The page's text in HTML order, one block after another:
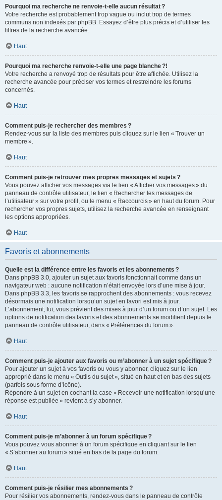
Pourquoi ma recherche ne renvoie-t-elle aucun résultat ?
Votre recherche est probablement trop vague ou inclut trop de termes
communs non indexés par phpBB. Essayez d’être plus précis et d’utiliser les
filtres de la recherche avancée.
Haut
Pourquoi ma recherche renvoie-t-elle une page blanche ?!
Votre recherche a renvoyé trop de résultats pour être affichée. Utilisez la
recherche avancée pour préciser vos termes et restreindre les forums
concernés.
Haut
Comment puis-je rechercher des membres ?
Rendez-vous sur la liste des membres puis cliquez sur le lien « Trouver un
membre ».
Haut
Comment puis-je retrouver mes propres messages et sujets ?
Vous pouvez afficher vos messages via le lien « Afficher vos messages » du
panneau de contrôle utilisateur, le lien « Rechercher les messages de
l’utilisateur » sur votre profil, ou le menu « Raccourcis » en haut du forum. Pour
rechercher vos propres sujets, utilisez la recherche avancée en renseignant
les options appropriées.
Haut
Favoris et abonnements
Quelle est la différence entre les favoris et les abonnements ?
Dans phpBB 3.0, ajouter un sujet aux favoris fonctionnait comme dans un
navigateur web : aucune notification n’était envoyée lors d’une mise à jour.
Dans phpBB 3.3, les favoris se rapprochent des abonnements : vous recevez
désormais une notification lorsqu’un sujet en favori est mis à jour.
L’abonnement, lui, vous prévient des mises à jour d’un forum ou d’un sujet. Les
options de notification des favoris et des abonnements se modifient depuis le
panneau de contrôle utilisateur, dans « Préférences du forum ».
Haut
Comment puis-je ajouter aux favoris ou m’abonner à un sujet spécifique ?
Pour ajouter un sujet à vos favoris ou vous y abonner, cliquez sur le lien
approprié dans le menu « Outils du sujet », situé en haut et en bas des sujets
(parfois sous forme d’icône).
Répondre à un sujet en cochant la case « Recevoir une notification lorsqu’une
réponse est publiée » revient à s’y abonner.
Haut
Comment puis-je m’abonner à un forum spécifique ?
Vous pouvez vous abonner à un forum spécifique en cliquant sur le lien
« S’abonner au forum » situé en bas de la page du forum.
Haut
Comment puis-je résilier mes abonnements ?
Pour résilier vos abonnements, rendez-vous dans le panneau de contrôle